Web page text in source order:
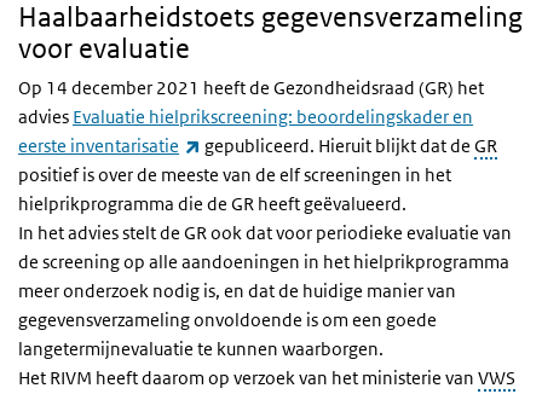
Haalbaarheidstoets gegevensverzameling
voor evaluatie
Op 14 december 2021 heeft de Gezondheidsraad (GR) het
advies Evaluatie hielprikscreening: beoordelingskader en
eerste inventarisatie
(link is external)
gepubliceerd. Hieruit blijkt dat deGR
positief is over de meeste van de elf screeningen in het
hielprikprogramma die de GR heeft geëvalueerd.
In het advies stelt de GR ook dat voor periodieke evaluatie van
de screening op alle aandoeningen in het hielprikprogramma
meer onderzoek nodig is, en dat de huidige manier van
gegevensverzameling onvoldoende is om een goede
langetermijnevaluatie te kunnen waarborgen.
Het RIVM heeft daarom op verzoek van het ministerie van VWS